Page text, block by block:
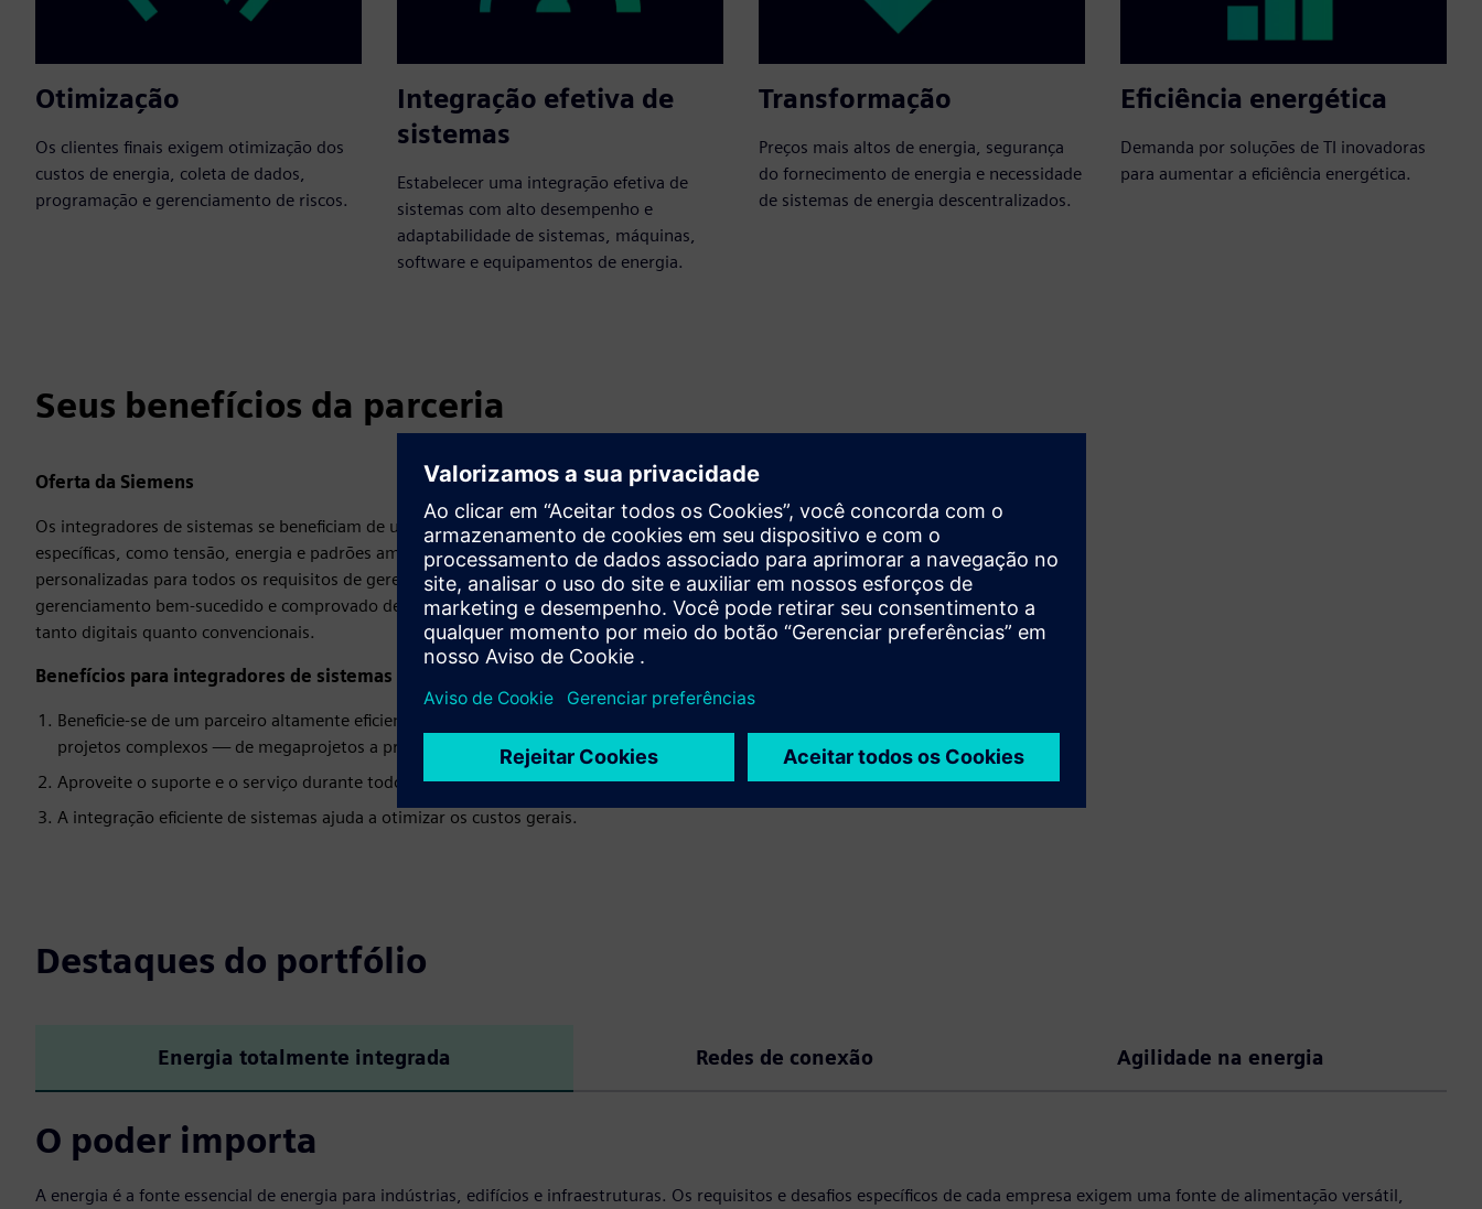
Otimização
Os clientes finais exigem otimização dos
custos de energia, coleta de dados,
programação e gerenciamento de riscos.
Integração efetiva de
sistemas
Estabelecer uma integração efetiva de
sistemas com alto desempenho e
adaptabilidade de sistemas, máquinas,
software e equipamentos de energia.
Transformação
Preços mais altos de energia, segurança
do fornecimento de energia e necessidade
de sistemas de energia descentralizados.
Eficiência energética
Demanda por soluções de TI inovadoras
para aumentar a eficiência energética.
Seus benefícios da parceria
Oferta da Siemens
Os integradores de sistemas se beneficiam de um portfólio completo projetado para atender às suas demandas
específicas, como tensão, energia e padrões ambientais necessários. A Siemens fornece soluções flexíveis e
personalizadas para todos os requisitos de gerenciamento de energia e oferece suporte abrangente com base no
gerenciamento bem-sucedido e comprovado de projetos complexos, incluindo consultoria, planejamento e treinamento,
tanto digitais quanto convencionais.
Benefícios para integradores de sistemas
Beneficie-se de um parceiro altamente eficiente e experiente, com uma longa tradição de lidar com sucesso com
projetos complexos — de megaprojetos a projetos de sistemas de energia descentralizados.
Aproveite o suporte e o serviço durante todo o ciclo de vida da integração.
A integração eficiente de sistemas ajuda a otimizar os custos gerais.
Destaques do portfólio
Energia totalmente integrada Redes de conexão Agilidade na energia
O poder importa
A energia é a fonte essencial de energia para indústrias, edifícios e infraestruturas. Os requisitos e desafios específicos de cada empresa exigem uma fonte de alimentação versátil,